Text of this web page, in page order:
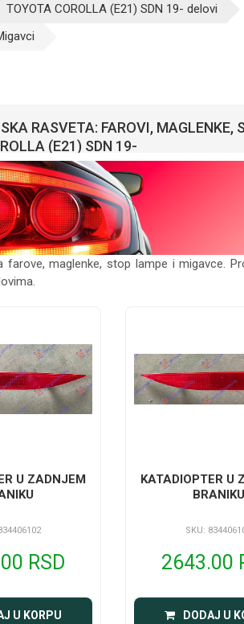
TOYOTA COROLLA (E21) SDN 19- delovi
RASVETA: FAROVI,
(E21) SDN 19-
farove, maglenke, stop lampe i migavce.
U ZADNJEM
RSD
U KORPU
KATADIOPTER U
BRANIKU
SKU:
2643.00
DODAJ U